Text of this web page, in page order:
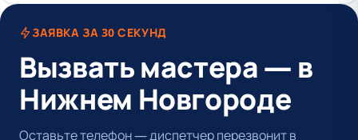
ЗАЯВКА ЗА 30 СЕКУНД
Вызвать мастера — в
Нижнем Новгороде
Оставьте телефон — диспетчер перезвонит в